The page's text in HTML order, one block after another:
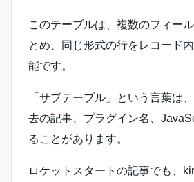
このテーブルは、複数のフィー
とめ、同じ形式の行をレコード
能です。
「サブテーブル」という言葉は
去の記事、プラグイン名、
ることがあります。
ロケットスタートの記事でも、